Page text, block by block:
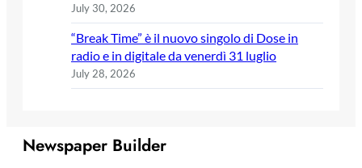
July 30, 2026
“Break Time” è il nuovo singolo di Dose in
radio e in digitale da venerdì 31 luglio
July 28, 2026
Newspaper Builder